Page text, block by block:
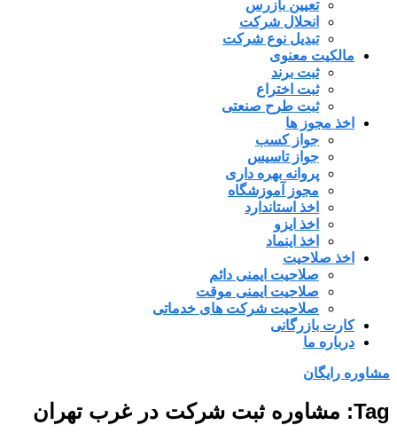
تعیین بازرس
انحلال شرکت
تبدیل نوع شرکت
مالکیت معنوی
ثبت برند
ثبت اختراع
ثبت طرح صنعتی
اخذ مجوز ها
جواز کسب
جواز تاسیس
پروانه بهره داری
مجوز آموزشگاه
اخذ استاندارد
اخذ ایزو
اخذ اینماد
اخذ صلاحیت
صلاحیت ایمنی دائم
صلاحیت ایمنی موقت
صلاحیت شرکت های خدماتی
کارت بازرگانی
درباره ما
مشاوره رایگان
Tag: مشاوره ثبت شرکت در غرب تهران